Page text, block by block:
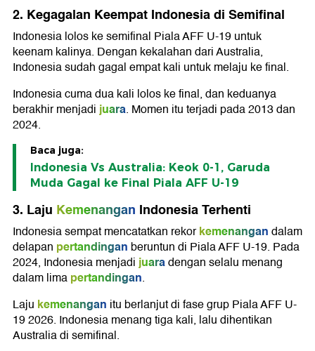
2. Kegagalan Keempat Indonesia di Semifinal
Indonesia lolos ke semifinal Piala AFF U-19 untuk
keenam kalinya. Dengan kekalahan dari Australia,
Indonesia sudah gagal empat kali untuk melaju ke final.
Indonesia cuma dua kali lolos ke final, dan keduanya
berakhir menjadijuara. Momen itu terjadi pada 2013 dan
2024.
Baca juga:
Indonesia Vs Australia: Keok 0-1, Garuda
Muda Gagal ke Final Piala AFF U-19
3. Laju Kemenangan Indonesia Terhenti
Indonesia sempat mencatatkan rekorkemenangandalam
delapan pertandingan beruntun di Piala AFF U-19. Pada
2024, Indonesia menjadijuaradengan selalu menang
dalam limapertandingan.
Laju kemenangan itu berlanjut di fase grup Piala AFF U-
19 2026. Indonesia menang tiga kali, lalu dihentikan
Australia di semifinal.